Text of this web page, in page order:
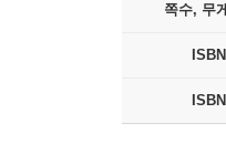
쪽수, 무